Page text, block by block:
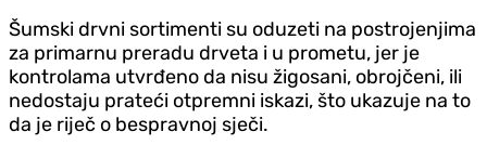
Šumski drvni sortimenti su oduzeti na postrojenjima
za primarnu preradu drveta i u prometu, jer je
kontrolama utvrđeno da nisu žigosani, obrojčeni, ili
nedostaju prateći otpremni iskazi, što ukazuje na to
da je riječ o bespravnoj sječi.